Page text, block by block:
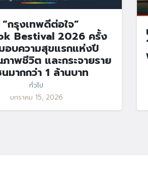
กรุงเทพดีต่อใจ”
Bestival 2026 ครั้ง
บความสุขแรกแห่งปี
าพชีวิต และกระจายราย
มากกว่า 1 ล้านบาท
ทั่วไป
มกราคม 15, 2026